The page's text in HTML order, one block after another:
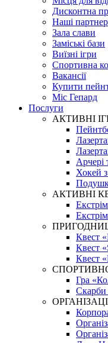
Дисконтна
Наші
Зала слави
Заміські бази
Виїзні ігри
Спортивна
Вакансії
Купити
Міс Гепард
Послуги
АКТИВНІ
Арчері
Хокей
АКТИВНІ
Квест
Квест
Квест
Гра
Скарби